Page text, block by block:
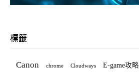
標籤
Canon chrome Cloudways E-game攻略